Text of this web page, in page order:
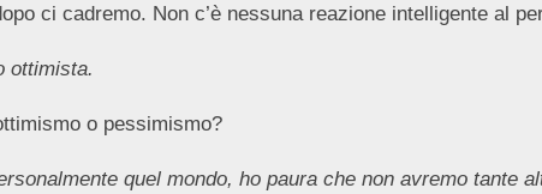
ci cadremo. Non c’è nessuna reazione intelligente al
ottimista.
o pessimismo?
quel mondo, ho paura che non avremo